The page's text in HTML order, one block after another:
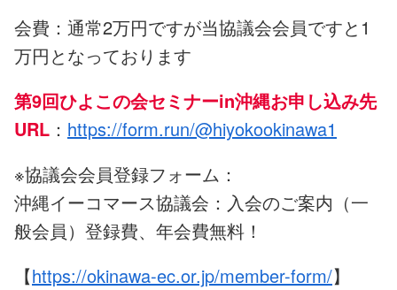
会費：通常2万円ですが当協議会会員ですと1
万円となっております
第9回ひよこの会セミナーin沖縄お申し込み先
URL ： https://form.run/@hiyokookinawa1
※協議会会員登録フォーム：
沖縄イーコマース協議会：入会のご案内（一
般会員）登録費、年会費無料！
【https://okinawa-ec.or.jp/member-form/】